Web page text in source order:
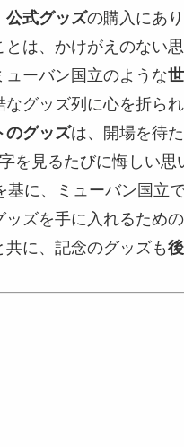
公式グッズの購入にあ
は、かけがえのない
ーバン国立のような
グッズ列に心を折ら
のグッズは、開場を待
字を見るたびに悔しい
基に、ミューバン国立
ッズを手に入れるための
に、記念のグッズも